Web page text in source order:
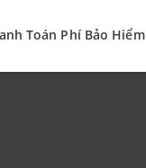
Toán Phí Bảo Hiểm